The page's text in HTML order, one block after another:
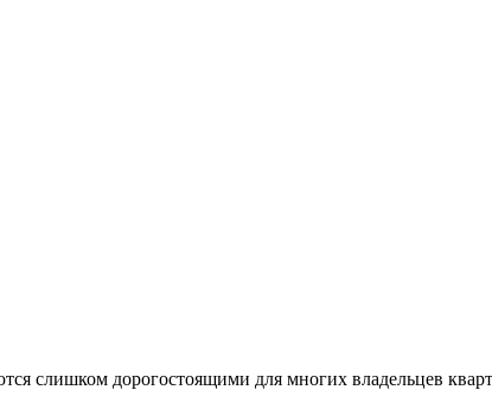
слишком дорогостоящими для многих владельцев